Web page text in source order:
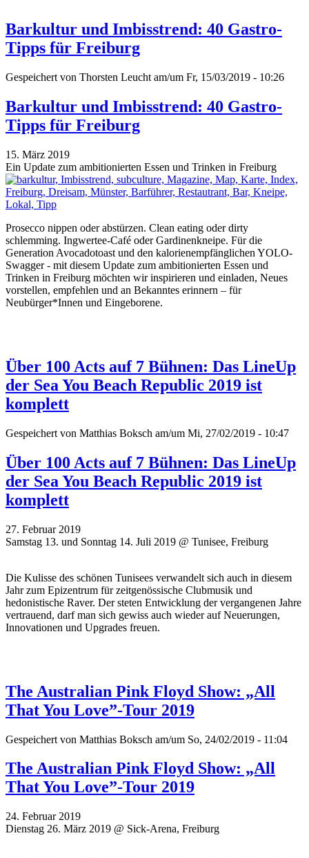
Barkultur und Imbisstrend: 40 Gastro-
Tipps für Freiburg
Gespeichert von Thorsten Leucht am/um Fr, 15/03/2019 - 10:26
Barkultur und Imbisstrend: 40 Gastro-
Tipps für Freiburg
15. März 2019
Ein Update zum ambitionierten Essen und Trinken in Freiburg
Prosecco nippen oder abstürzen. Clean eating oder dirty
schlemming. Ingwertee-Café oder Gardinenkneipe. Für die
Generation Avocadotoast und den kalorienempfänglichen YOLO-
Swagger - mit diesem Update zum ambitionierten Essen und
Trinken in Freiburg möchten wir inspirieren und einladen, Neues
vorstellen, empfehlen und an Bekanntes erinnern – für
Neubürger*Innen und Eingeborene.
Über 100 Acts auf 7 Bühnen: Das LineUp
der Sea You Beach Republic 2019 ist
komplett
Gespeichert von Matthias Boksch am/um Mi, 27/02/2019 - 10:47
Über 100 Acts auf 7 Bühnen: Das LineUp
der Sea You Beach Republic 2019 ist
komplett
27. Februar 2019
Samstag 13. und Sonntag 14. Juli 2019 @ Tunisee, Freiburg
Die Kulisse des schönen Tunisees verwandelt sich auch in diesem
Jahr zum Epizentrum für zeitgenössische Clubmusik und
hedonistische Raver. Der steten Entwicklung der vergangenen Jahre
vertrauend, darf man sich gewiss auch wieder auf Neuerungen,
Innovationen und Upgrades freuen.
The Australian Pink Floyd Show: „All
That You Love”-Tour 2019
Gespeichert von Matthias Boksch am/um So, 24/02/2019 - 11:04
The Australian Pink Floyd Show: „All
That You Love”-Tour 2019
24. Februar 2019
Dienstag 26. März 2019 @ Sick-Arena, Freiburg